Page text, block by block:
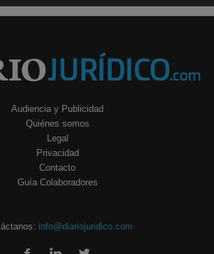
Audiencia y Publicidad
Quiénes somos
Legal
Privacidad
Contacto
Guía Colaboradores
info@diariojuridico.com